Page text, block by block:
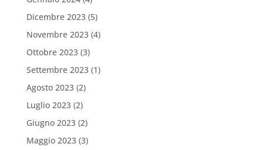
Dicembre 2023(5)
Novembre 2023(4)
Ottobre 2023(3)
Settembre 2023(1)
Agosto 2023(2)
Luglio 2023(2)
Giugno 2023(2)
Maggio 2023(3)